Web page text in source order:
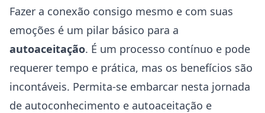
Fazer a conexão consigo mesmo e com suas
emoções é um pilar básico para a
autoaceitação. É um processo contínuo e pode
requerer tempo e prática, mas os benefícios são
incontáveis. Permita-se embarcar nesta jornada
de autoconhecimento e autoaceitação e